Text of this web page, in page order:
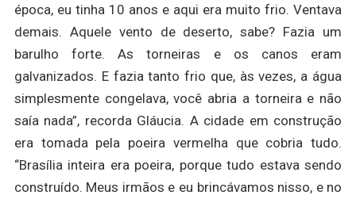
época, eu tinha 10 anos e aqui era muito frio. Ventava
demais. Aquele vento de deserto, sabe? Fazia um
barulho forte. As torneiras e os canos eram
galvanizados. E fazia tanto frio que, às vezes, a água
simplesmente congelava, você abria a torneira e não
saía nada”, recorda Gláucia. A cidade em construção
era tomada pela poeira vermelha que cobria tudo.
“Brasília inteira era poeira, porque tudo estava sendo
construído. Meus irmãos e eu brincávamos nisso, e no